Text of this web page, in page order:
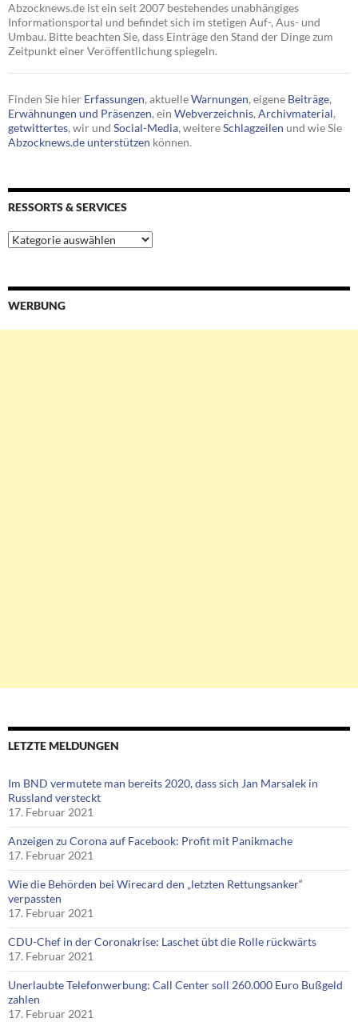
Abzocknews.de ist ein seit 2007 bestehendes unabhängiges
Informationsportal und befindet sich im stetigen Auf-, Aus- und
Umbau. Bitte beachten Sie, dass Einträge den Stand der Dinge zum
Zeitpunkt einer Veröffentlichung spiegeln.
Finden Sie hier Erfassungen, aktuelleWarnungen, eigene Beiträge,
Erwähnungen und Präsenzen, ein Webverzeichnis, Archivmaterial,
getwittertes, wir und Social-Media, weitereSchlagzeilen und wie Sie
Abzocknews.de unterstützen können.
RESSORTS & SERVICES
Ressorts
&
WERBUNG
LETZTE MELDUNGEN
Im BND vermutete man bereits 2020, dass sich Jan Marsalek in
Russland versteckt
17. Februar 2021
Anzeigen zu Corona auf Facebook: Profit mit Panikmache
17. Februar 2021
Wie die Behörden bei Wirecard den „letzten Rettungsanker“
verpassten
17. Februar 2021
CDU-Chef in der Coronakrise: Laschet übt die Rolle rückwärts
17. Februar 2021
Unerlaubte Telefonwerbung: Call Center soll 260.000 Euro Bußgeld
zahlen
17. Februar 2021